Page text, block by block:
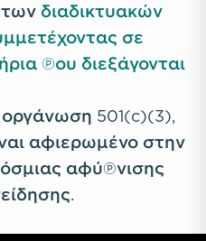
των διαδικτυακών
σε
που διεξάγονται
501(c)(3),
αφιερωμένο στην
αφύπνισης